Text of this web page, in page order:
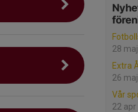
28 maj
Extra
26 maj
Vår
22 apr